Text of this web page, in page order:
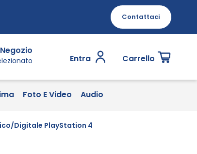
Contattaci
Entra Carrello
Foto E Video Audio
Digitale PlayStation 4